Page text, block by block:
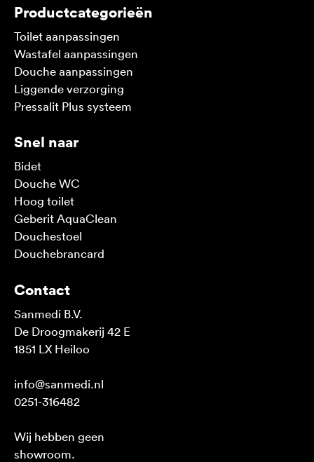
Productcategorieën
Toilet aanpassingen
Wastafel aanpassingen
Douche aanpassingen
Liggende verzorging
Pressalit Plus systeem
Snel naar
Bidet
Douche WC
Hoog toilet
Geberit AquaClean
Douchestoel
Douchebrancard
Contact
Sanmedi B.V.
De Droogmakerij 42 E
1851 LX Heiloo
info@sanmedi.nl
0251-316482
Wij hebben geen
showroom.